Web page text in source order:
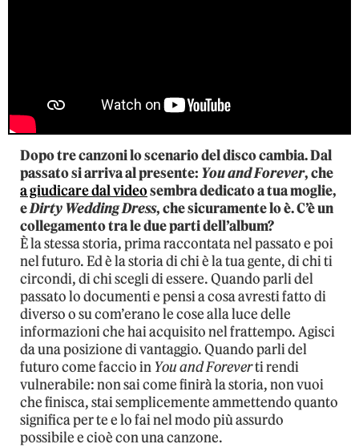
Dopo tre canzoni lo scenario del disco cambia. Dal
passato si arriva al presente: You and Forever, che
a giudicare dal videosembra dedicato a tua moglie,
eDirty Wedding Dress, che sicuramente lo è. C’è un
collegamento tra le due parti dell’album?
È la stessa storia, prima raccontata nel passato e poi
nel futuro. Ed è la storia di chi è la tua gente, di chi ti
circondi, di chi scegli di essere. Quando parli del
passato lo documenti e pensi a cosa avresti fatto di
diverso o su com’erano le cose alla luce delle
informazioni che hai acquisito nel frattempo. Agisci
da una posizione di vantaggio. Quando parli del
futuro come faccio in You and Foreverti rendi
vulnerabile: non sai come finirà la storia, non vuoi
che finisca, stai semplicemente ammettendo quanto
significa per te e lo fai nel modo più assurdo
possibile e cioè con una canzone.